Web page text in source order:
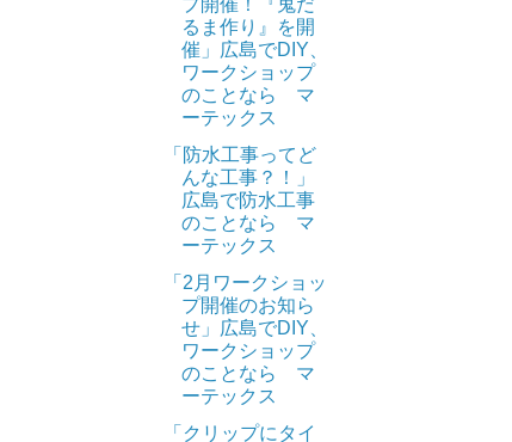
プ開催！『鬼だ
るま作り』を開
催」広島でDIY、
ワークショップ
のことなら マ
ーテックス
「防水工事ってど
んな工事？！」
広島で防水工事
のことなら マ
ーテックス
「2月ワークショッ
プ開催のお知ら
せ」広島でDIY、
ワークショップ
のことなら マ
ーテックス
「クリップにタイ